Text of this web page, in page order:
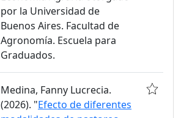
por la Universidad de
Buenos Aires. Facultad de
Agronomía. Escuela para
Graduados.
Medina, Fanny Lucrecia.
(2026). "Efecto de diferentes